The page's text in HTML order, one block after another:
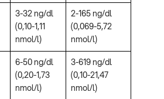
3-32 ng/dl
(0,10-1,11
nmol/l)
2-165 ng/dl
(0,069-5,72
nmol/l)
6-50 ng/dl
(0,20-1,73
nmol/l)
3-619 ng/dl
(0,10-21,47
nmol/l)